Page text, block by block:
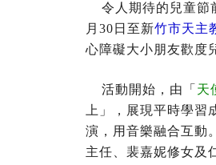
令人期待的兒童節
月30日至新竹市天主
心障礙大小朋友歡度
活動開始，由「 天
上」，展現平時學習
演，用音樂融合互動
主任、裴嘉妮修女及